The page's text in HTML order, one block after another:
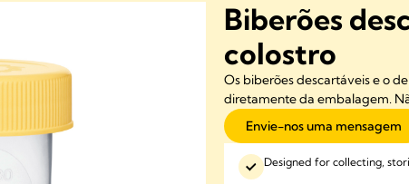
Biberões
colostro
Os biberões descartáveis e o
diretamente da embalagem.
Envie-nos uma mensagem
Designed for collecting,